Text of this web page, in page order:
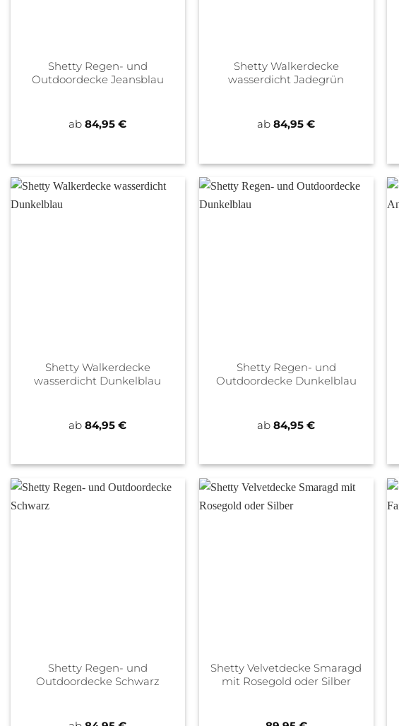
Shetty Regen- und
Outdoordecke Jeansblau
ab84,95€
Shetty Walkerdecke
wasserdicht Jadegrün
ab84,95€
Shetty Walkerdecke
wasserdicht Dunkelblau
ab84,95€
Shetty Regen- und
Outdoordecke Dunkelblau
ab84,95€
Shetty Regen- und
Outdoordecke Schwarz
Shetty Velvetdecke Smaragd
mit Rosegold oder Silber